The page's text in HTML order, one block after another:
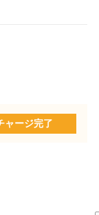
ャージ完了